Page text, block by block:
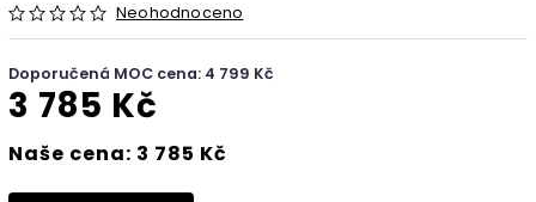
Neohodnoceno
Doporučená MOC cena: 4 799 Kč
3 785 Kč
Naše cena: 3 785 Kč